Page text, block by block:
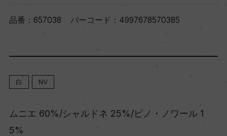
品番： 657038 バーコード： 4997678570385
白 NV
ムニエ 60%/シャルドネ 25%/ピノ・ノワール 1
5%